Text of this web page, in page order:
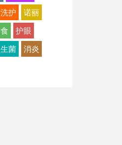
护
诺丽
护眼
菌
消炎